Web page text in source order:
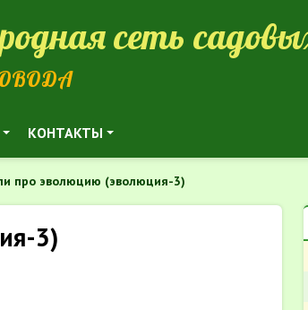
сеть
КОНТАКТЫ
про эволюцию (эволюция-3)
3)